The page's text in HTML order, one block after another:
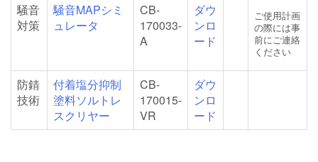
騒音
対策
騒音MAPシミ
ュレータ
CB-
170033-
A
ダウ
ンロ
ード
ご使用計画
の際には事
前にご連絡
ください
防錆
技術
付着塩分抑制
塗料ソルトレ
スクリヤー
CB-
170015-
VR
ダウ
ンロ
ード